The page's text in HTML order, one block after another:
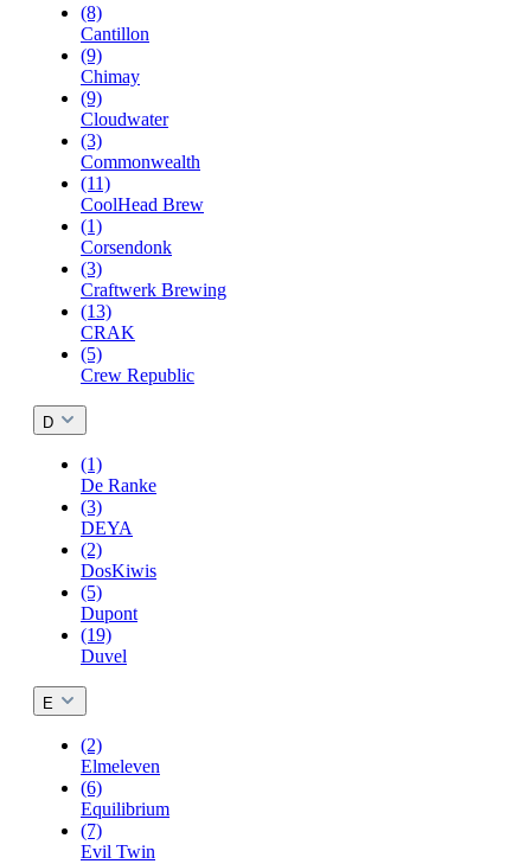
(8)
Cantillon
(9)
Chimay
(9)
Cloudwater
(3)
Commonwealth
(11)
CoolHead Brew
(1)
Corsendonk
(3)
Craftwerk Brewing
(13)
CRAK
(5)
Crew Republic
D
(1)
De Ranke
(3)
DEYA
(2)
DosKiwis
(5)
Dupont
(19)
Duvel
E
(2)
Elmeleven
(6)
Equilibrium
(7)
Evil Twin